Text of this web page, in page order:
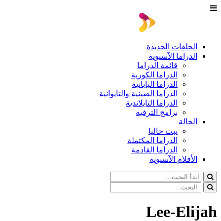
الحلقات الجديدة
الدراما الآسيوية
قائمة الدراما
الدراما الكورية
الدراما اليابانية
الدراما الصينية والتايوانية
الدراما التايلاندية
برامج الترفيه
الحالة
يبث حاليا
الدراما المكتملة
الدراما القادمة
الأفلام الآسيوية
Lee-Elijah